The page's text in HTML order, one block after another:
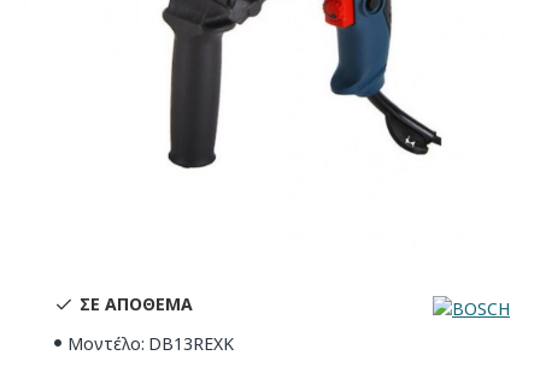
ΣΕ ΑΠΌΘΕΜΑ
Μοντέλο: DB13REXK